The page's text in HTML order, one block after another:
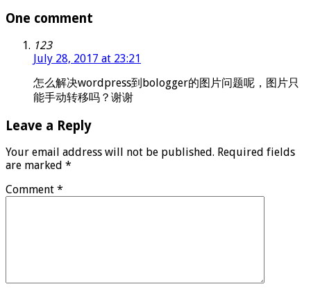
One comment
123
July 28, 2017 at 23:21
怎么解决wordpress到bologger的图片问题呢，图片只
能手动转移吗？谢谢
Leave a Reply
Your email address will not be published. Required fields
are marked *
Comment *